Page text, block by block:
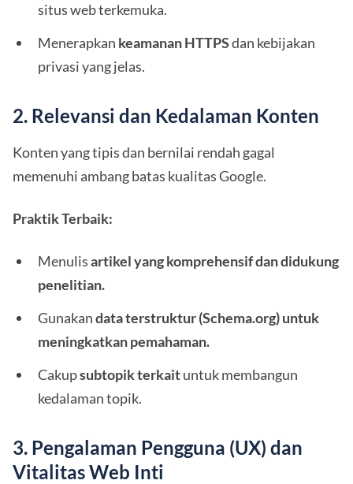
situs web terkemuka.
Menerapkan keamanan HTTPSdan kebijakan
privasi yang jelas.
2. Relevansi dan Kedalaman Konten
Konten yang tipis dan bernilai rendah gagal
memenuhi ambang batas kualitas Google.
Praktik Terbaik:
Menulisartikel yang komprehensif dan didukung
penelitian.
Gunakandata terstruktur (Schema.org) untuk
meningkatkan pemahaman.
Cakupsubtopik terkaituntuk membangun
kedalaman topik.
3. Pengalaman Pengguna (UX) dan
Vitalitas Web Inti